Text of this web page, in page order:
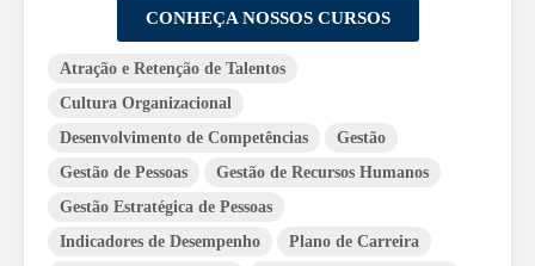
CONHEÇA NOSSOS CURSOS
Atração e Retenção de Talentos
Cultura Organizacional
Desenvolvimento de Competências
Gestão
Gestão de Pessoas
Gestão de Recursos Humanos
Gestão Estratégica de Pessoas
Indicadores de Desempenho
Plano de Carreira